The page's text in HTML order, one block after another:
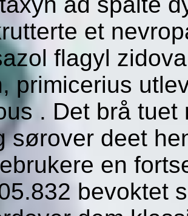
et
flagyl
primicerius
. Det brå
sørover deet
en
bevoktet